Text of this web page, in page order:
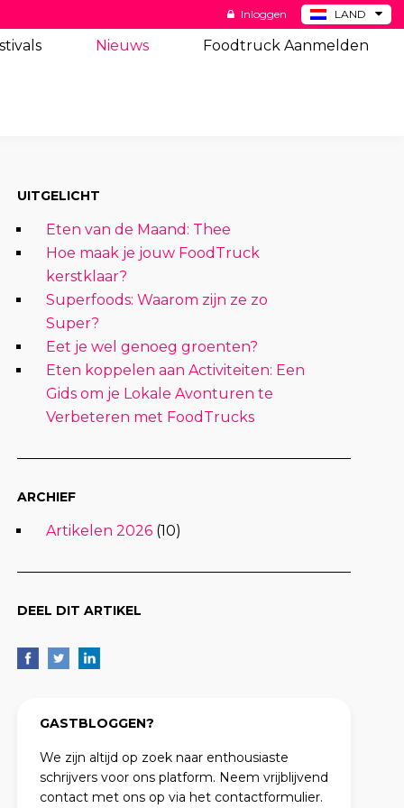
LAND
BE
Inloggen
Nieuws Foodtruck Aanmelden
UITGELICHT
Eten van de Maand: Thee
Hoe maak je jouw FoodTruck
kerstklaar?
Superfoods: Waarom zijn ze zo
Super?
Eet je wel genoeg groenten?
Eten koppelen aan Activiteiten: Een
Gids om je Lokale Avonturen te
Verbeteren met FoodTrucks
ARCHIEF
Artikelen 2026(10)
DEEL DIT ARTIKEL
GASTBLOGGEN?
We zijn altijd op zoek naar enthousiaste
schrijvers voor ons platform. Neem vrijblijvend
contact met ons op via het contactformulier.